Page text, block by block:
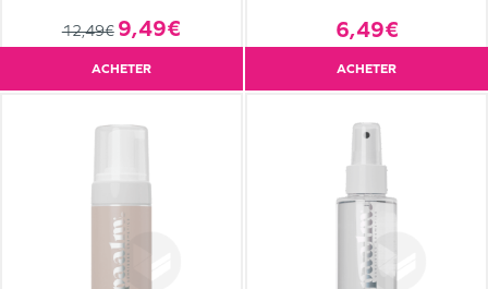
12,49€ 9,49€
ACHETER
6,49€
ACHETER